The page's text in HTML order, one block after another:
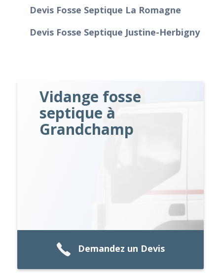
Devis Fosse Septique La Romagne
Devis Fosse Septique Justine-Herbigny
Vidange fosse
septique à
Grandchamp
Demandez un Devis